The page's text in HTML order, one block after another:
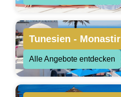
Tunesien - Monastir
Alle Angebote entdecken